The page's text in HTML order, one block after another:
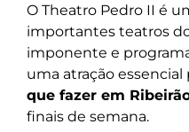
O Theatro Pedro II é
importantes teatros
imponente e
uma atração
que fazer em
finais de semana.